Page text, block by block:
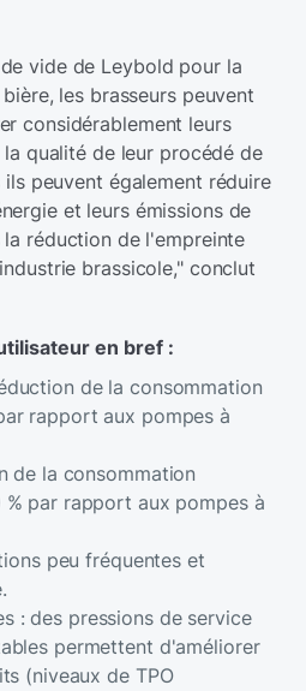
vide de Leybold pour la
les brasseurs peuvent
considérablement leurs
qualité de leur procédé de
peuvent également réduire
et leurs émissions de
réduction de l'empreinte
brassicole," conclut
en bref :
de la consommation
rapport aux pompes à
de la consommation
par rapport aux pompes à
peu fréquentes et
: des pressions de service
permettent d'améliorer
(niveaux de TPO